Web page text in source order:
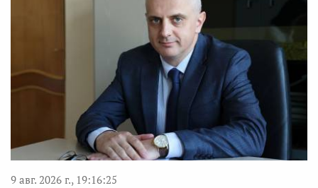
9 авг. 2026 г., 19:16:25